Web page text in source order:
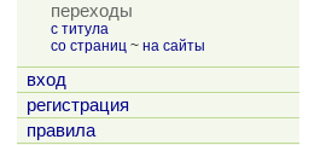
переходы
с титула
со страниц ~ на сайты
вход
регистрация
правила